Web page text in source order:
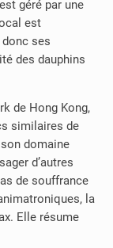
géré par une
est
donc ses
des dauphins
de Hong Kong,
similaires de
domaine
d’autres
de souffrance
la
Elle résume